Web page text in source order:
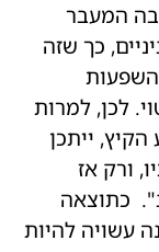
המעבר
כך שזה
לכן, למרות
ייתכן
ורק אז
כתוצאה
עשויה להיות